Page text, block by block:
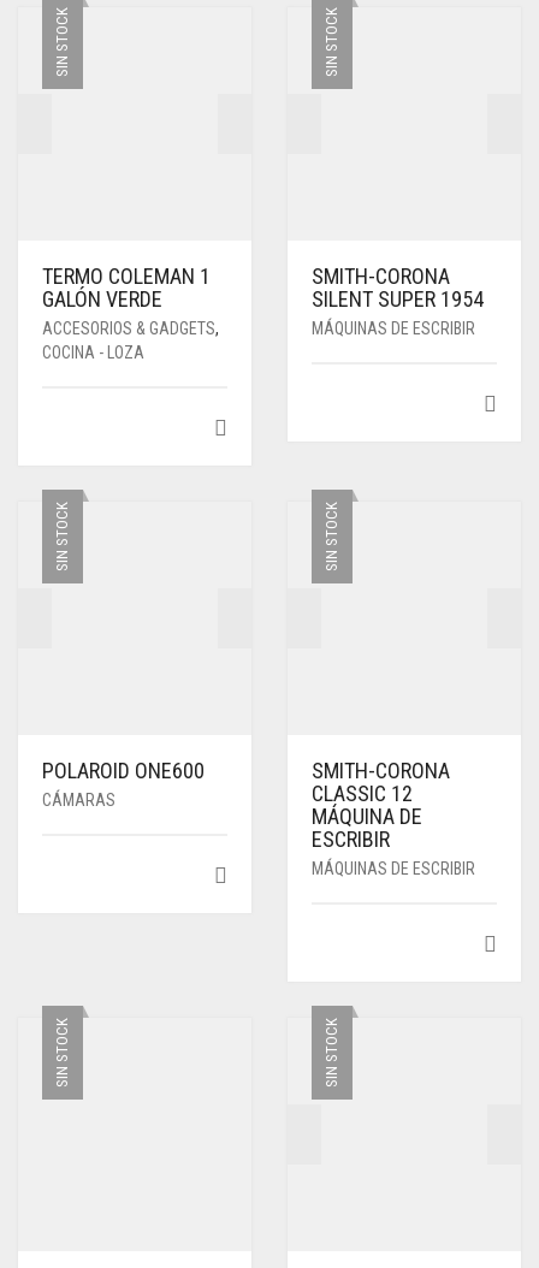
SIN STOCK
TERMO COLEMAN 1
GALÓN VERDE
ACCESORIOS & GADGETS,
COCINA - LOZA
SIN STOCK
SMITH-CORONA
SILENT SUPER 1954
MÁQUINAS DE ESCRIBIR
SIN STOCK
POLAROID ONE600
CÁMARAS
SIN STOCK
SMITH-CORONA
CLASSIC 12
MÁQUINA DE
ESCRIBIR
MÁQUINAS DE ESCRIBIR
SIN STOCK SIN STOCK